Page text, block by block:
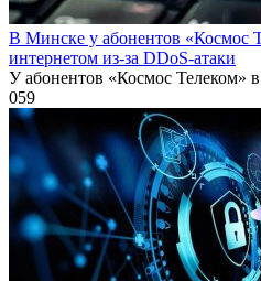
В Минске у абонентов «Космос
интернетом из-за DDoS-атаки
У абонентов «Космос Телеком»
059